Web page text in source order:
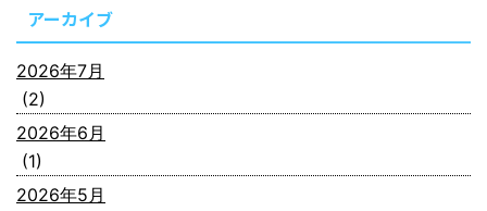
アーカイブ
2026年7月
(2)
2026年6月
(1)
2026年5月